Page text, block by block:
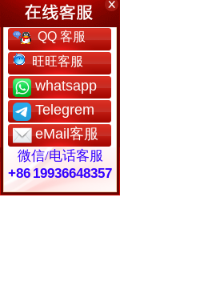
QQ 客服
旺旺客服
whatsapp
Telegrem
eMail客服
微信/电话客服
+86 19936648357